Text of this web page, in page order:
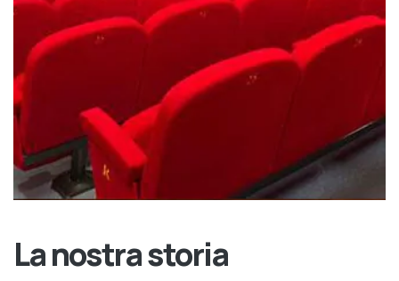
La nostra storia